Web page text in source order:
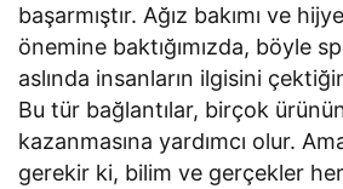
başarmıştır. Ağız bakımı ve
önemine baktığımızda, böyle
aslında insanların ilgisini
Bu tür bağlantılar, birçok
kazanmasına yardımcı olur.
gerekir ki, bilim ve gerçekler